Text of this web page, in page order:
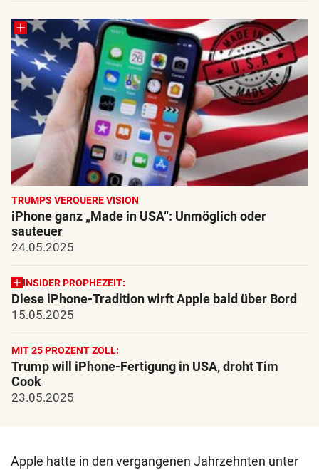
TRUMPS VERQUERE VISION
iPhone ganz „Made in USA“: Unmöglich oder
sauteuer
24.05.2025
INSIDER PROPHEZEIT:
Diese iPhone-Tradition wirft Apple bald über Bord
15.05.2025
MIT 25 PROZENT ZOLL:
Trump will iPhone-Fertigung in USA, droht Tim
Cook
23.05.2025
Apple hatte in den vergangenen Jahrzehnten unter